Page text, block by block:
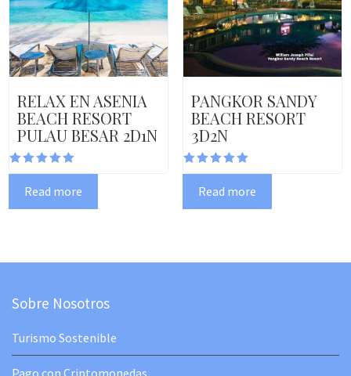
RELAX EN ASENIA
BEACH RESORT
PULAU BESAR 2D1N
Rated
5.00
out of 5
Read more
PANGKOR SANDY
BEACH RESORT
3D2N
Rated
5.00
out of 5
Read more
Sobre Nosotros
Turismo Sostenible
Pago con Criptomonedas